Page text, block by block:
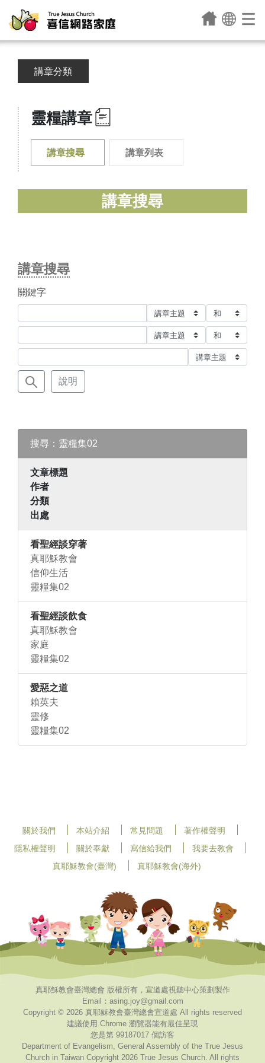
講章分類
靈糧講章
講章搜尋 講章列表
講章搜尋
講章搜尋
關鍵字
說明
搜尋：靈糧集02
文章標題
作者
分類
出處
看聖經談穿著
真耶穌教會
信仰生活
靈糧集02
看聖經談飲食
真耶穌教會
家庭
靈糧集02
愛惡之道
賴英夫
靈修
靈糧集02
關於我們 本站介紹 常見問題
著作權聲明
隱私權聲明
關於奉獻 寫信給我們
我要去教會
真耶穌教會(臺灣)
真耶穌教會(海外)
真耶穌教會臺灣總會 版權所有，宣道處視聽中心策劃製作
Email：asing.joy@gmail.com
Copyright © 2026 真耶穌教會臺灣總會宣道處 All rights reserved
建議使用 Chrome 瀏覽器能有最佳呈現
您是第 99187017 個訪客
Department of Evangelism, General Assembly of the True Jesus
Church in Taiwan Copyright 2026 True Jesus Church. All rights